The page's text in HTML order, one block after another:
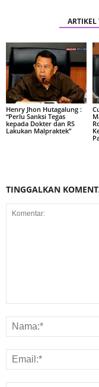
ARTIKEL
Henry Jhon Hutagalung :
“Perlu Sanksi Tegas
kepada Dokter dan RS
Lakukan Malpraktek”
TINGGALKAN